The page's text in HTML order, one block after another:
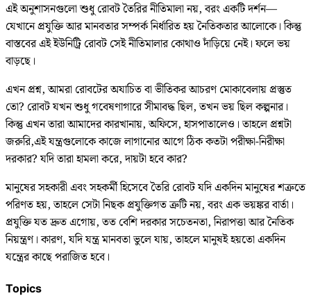
এই অনুশাসনগুলো শুধু রোবট তৈরির নীতিমালা নয়, বরং একটি দর্শন—
যেখানে প্রযুক্তি আর মানবতার সম্পর্ক নির্ধারিত হয় নৈতিকতার আলোকে। কিন্তু
বাস্তবের এই ইউনিট্রি রোবট সেই নীতিমালার কোথাও দাঁড়িয়ে নেই। ফলে ভয়
বাড়ছে।
এখন প্রশ্ন, আমরা রোবটের অযাচিত বা ভীতিকর আচরণ মোকাবেলায় প্রস্তুত
তো? রোবট যখন শুধু গবেষণাগারে সীমাবদ্ধ ছিল, তখন ভয় ছিল কল্পনার।
কিন্তু এখন তারা আমাদের কারখানায়, অফিসে, হাসপাতালেও। তাহলে প্রশ্নটা
জরুরি,এই যন্ত্রগুলোকে কাজে লাগানোর আগে ঠিক কতটা পরীক্ষা-নিরীক্ষা
দরকার? যদি তারা হামলা করে, দায়টা হবে কার?
মানুষের সহকারী এবং সহকর্মী হিসেবে তৈরি রোবট যদি একদিন মানুষের শত্রুতে
পরিণত হয়, তাহলে সেটা নিছক প্রযুক্তিগত ত্রুটি নয়, বরং এক ভয়ঙ্কর বার্তা।
প্রযুক্তি যত দ্রুত এগোয়, তত বেশি দরকার সচেতনতা, নিরাপত্তা আর নৈতিক
নিয়ন্ত্রণ। কারণ, যদি যন্ত্র মানবতা ভুলে যায়, তাহলে মানুষই হয়তো একদিন
যন্ত্রের কাছে পরাজিত হবে।
Topics